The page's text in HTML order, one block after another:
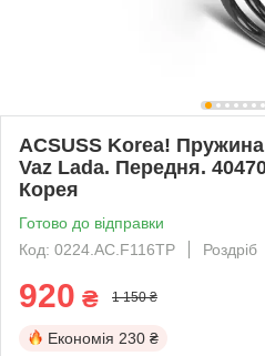
ACSUSS Korea!
Vaz Lada. Передня.
Корея
Готово до відправки
Код: 0224.AC.F116TP
Роздріб
920 ₴ 1 150 ₴
Економія 230 ₴